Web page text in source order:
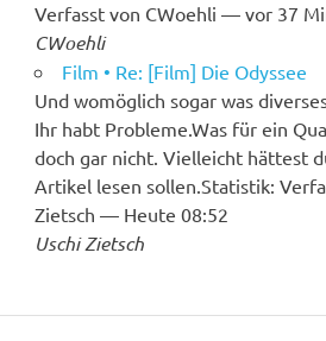
Verfasst von CWoehli — vor 37
CWoehli
Film • Re: [Film] Die Odyssee
Und womöglich sogar was
Ihr habt Probleme.Was für ein
doch gar nicht. Vielleicht hättest
Artikel lesen sollen.Statistik:
Zietsch — Heute 08:52
Uschi Zietsch